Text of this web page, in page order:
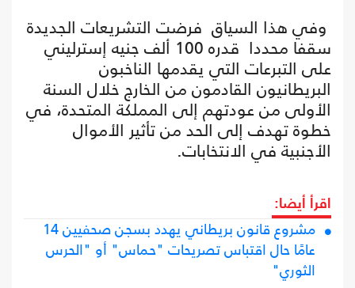
وفي هذا السياق فرضت التشريعات الجديدة
سقفا محددا قدره 100 ألف جنيه إسترليني
على التبرعات التي يقدمها الناخبون
البريطانيون القادمون من الخارج خلال السنة
الأولى من عودتهم إلى المملكة المتحدة، في
خطوة تهدف إلى الحد من تأثير الأموال
الأجنبية في الانتخابات.
اقرأ أيضا:
مشروع قانون بريطاني يهدد بسجن صحفيين 14
عامًا حال اقتباس تصريحات "حماس" أو "الحرس
الثوري"